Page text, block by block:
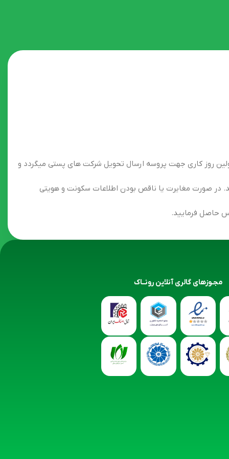
روز کاری جهت پروسه ارسال تحویل شرکت های پستی میگردد و
در صورت مغایرت یا ناقص بودن اطلاعات سکونت و هویتی
حاصل فرمایید.
مجـوزهای گالری آنلاین رونــاک